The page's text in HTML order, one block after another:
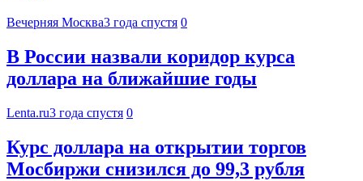
Вечерняя Москва3 года спустя 0
В России назвали коридор курса
доллара на ближайшие годы
Lenta.ru3 года спустя 0
Курс доллара на открытии торгов
Мосбиржи снизился до 99,3 рубля